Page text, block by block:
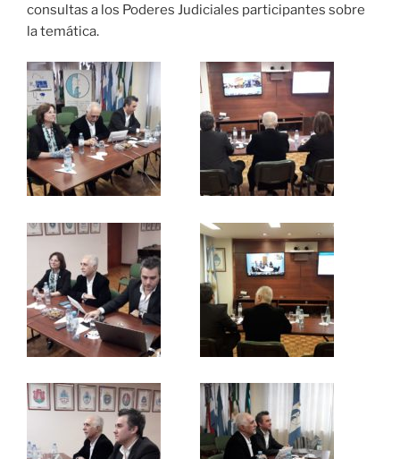
consultas a los Poderes Judiciales participantes sobre
la temática.